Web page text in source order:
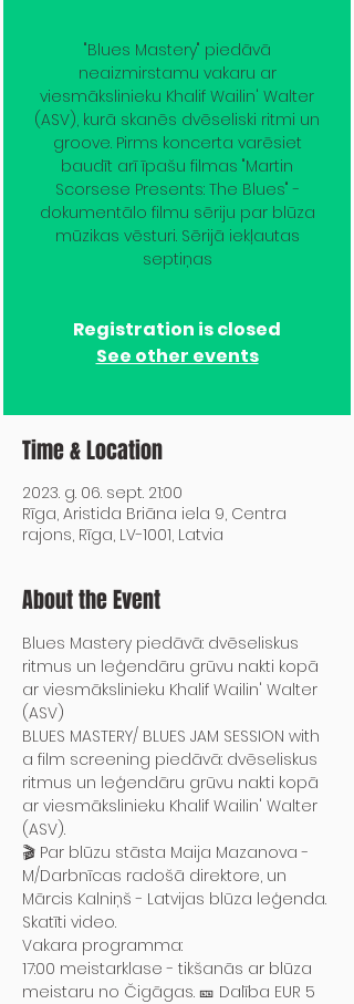
"Blues Mastery" piedāvā
neaizmirstamu vakaru ar
viesmākslinieku Khalif Wailin' Walter
(ASV), kurā skanēs dvēseliski ritmi un
groove. Pirms koncerta varēsiet
baudīt arī īpašu filmas "Martin
Scorsese Presents: The Blues" -
dokumentālo filmu sēriju par blūza
mūzikas vēsturi. Sērijā iekļautas
septiņas
Registration is closed
See other events
Time & Location
2023. g. 06. sept. 21:00
Rīga, Aristida Briāna iela 9, Centra
rajons, Rīga, LV-1001, Latvia
About the Event
Blues Mastery piedāvā: dvēseliskus
ritmus un leģendāru grūvu nakti kopā
ar viesmākslinieku Khalif Wailin' Walter
(ASV)
BLUES MASTERY/ BLUES JAM SESSION with
a film screening piedāvā: dvēseliskus
ritmus un leģendāru grūvu nakti kopā
ar viesmākslinieku Khalif Wailin' Walter
(ASV).
🎬 Par blūzu stāsta Maija Mazanova -
M/Darbnīcas radošā direktore, un
Mārcis Kalniņš - Latvijas blūza leģenda.
Skatīti video.
Vakara programma:
17:00 meistarklase - tikšanās ar blūza
meistaru no Čigāgas. 🎫 Dalība EUR 5